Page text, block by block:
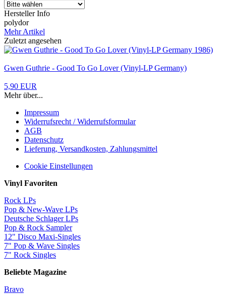
Hersteller Info
polydor
Mehr Artikel
Zuletzt angesehen
Gwen Guthrie - Good To Go Lover (Vinyl-LP Germany)
5,90 EUR
Mehr über...
Impressum
Widerrufsrecht / Widerrufsformular
AGB
Datenschutz
Lieferung, Versandkosten, Zahlungsmittel
Cookie Einstellungen
Vinyl Favoriten
Rock LPs
Pop & New-Wave LPs
Deutsche Schlager LPs
Pop & Rock Sampler
12" Disco Maxi-Singles
7" Pop & Wave Singles
7" Rock Singles
Beliebte Magazine
Bravo